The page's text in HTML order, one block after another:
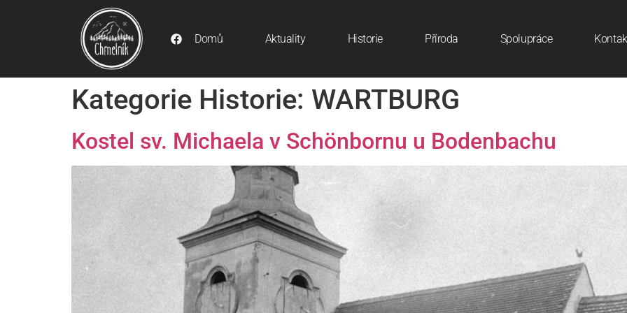
Domů Aktuality Historie Příroda Spolupráce
Kategorie Historie: WARTBURG
Kostel sv. Michaela v Schönbornu u Bodenbachu